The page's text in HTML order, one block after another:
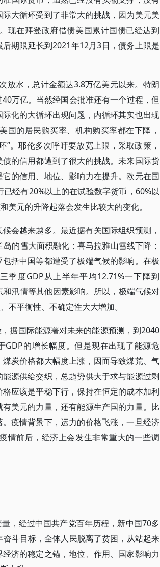
大循环受到了非常大的挑战，因为美元美
现在拜登政府借债美国累计国债已经达到
期限延长到2021年12月3日，债务上限是
放水，总计金额达3.8万亿美元以来。特朗
万亿。当然经国会批准还有一个过程，但
化的大循环出现问题，内循环其实也出现
国的居民购买率、机构购买率都在下降，
。耶伦多次呼吁要放宽上限，采取政策，
的信用都遭到了很大的挑战。未来国际货
的信用、地位、影响力在提升。欧元在国
经有20%以上的在试验数字货币，60%以
美元的升降起落会发生比较大的变化。
会越来越多。最近据有关国际组织预测，
的雪大面积融化；喜马拉雅山雪线下降；
括中国等都遭受了极端气候的影响。在极
季度GDP从上半年平均12.71%一下降到
汛情等其他因素影响。所以，极端气候对
不平衡性、不确定性大大增加。
据国际能源署对未来的能源预测，到2040
GDP的增长幅度。但是现在出现了能源危
炭价格都大幅度上涨，因而导致煤荒、气
源供给交织，总趋势供大于求与能源过剩
应该是平稳下行，保持在恒定的成本加利
美元的力量，还有能源生产国的力量。比
疫情背景下，运力的价格飞涨，一旦经济
情前后，经济上会发生非常重大的一些调
，经过中国共产党百年历程，新中国70多
斗目标，全体人民脱离了贫困，从站起来
济的稳定之锚，地位、作用、国家影响力